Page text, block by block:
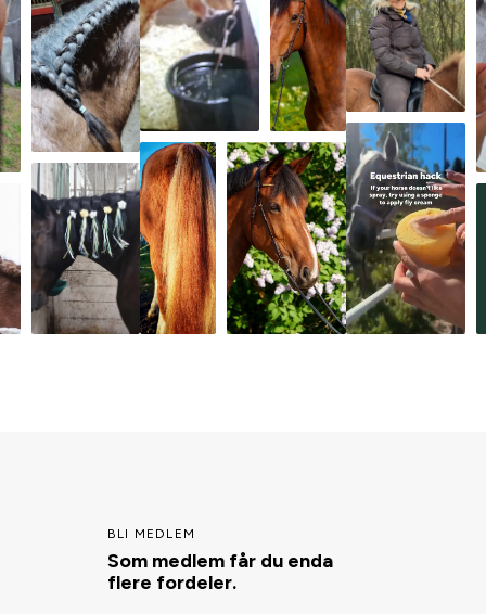
BLI MEDLEM
Som medlem får du enda
flere fordeler.